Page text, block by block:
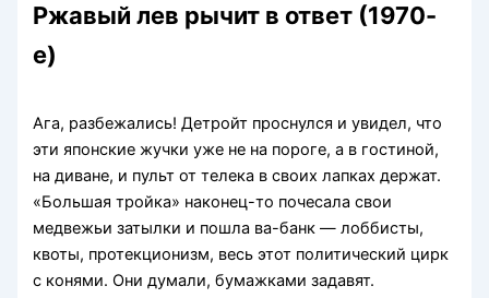
Ржавый лев рычит в ответ (1970-
е)
Ага, разбежались! Детройт проснулся и увидел, что
эти японские жучки уже не на пороге, а в гостиной,
на диване, и пульт от телека в своих лапках держат.
«Большая тройка» наконец-то почесала свои
медвежьи затылки и пошла ва-банк — лоббисты,
квоты, протекционизм, весь этот политический цирк
с конями. Они думали, бумажками задавят.